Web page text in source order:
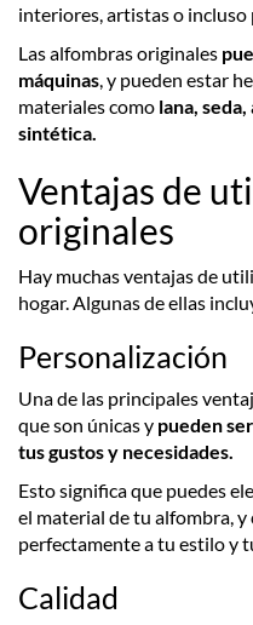
interiores, artistas o incluso
Las alfombras originales
máquinas , y pueden estar
materiales como lana,
sintética.
Ventajas de
originales
Hay muchas ventajas de
hogar. Algunas de ellas
Personalización
Una de las principales
que son únicas y pueden
tus gustos y necesidades.
Esto significa que puedes
el material de tu alfombra, y
perfectamente a tu estilo y
Calidad